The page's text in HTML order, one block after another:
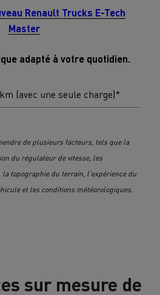
Renault Trucks E-Tech
Master
adapté à votre quotidien.
(avec une seule charge)*
de plusieurs facteurs, tels que la
du régulateur de vitesse, les
topographie du terrain, l'expérience du
et les conditions météorologiques.
sur mesure de